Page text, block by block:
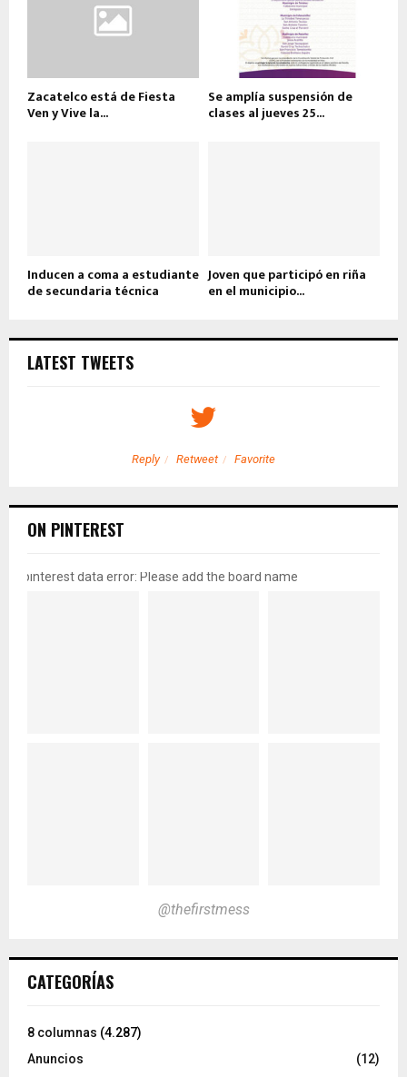
Zacatelco está de Fiesta
Ven y Vive la...
Se amplía suspensión de
clases al jueves 25...
Inducen a coma a estudiante
de secundaria técnica
Joven que participó en riña
en el municipio...
LATEST TWEETS
Reply Retweet Favorite
ON PINTEREST
pinterest data error: Please add the board name
@thefirstmess
CATEGORÍAS
8 columnas (4.287)
Anuncios
(12)